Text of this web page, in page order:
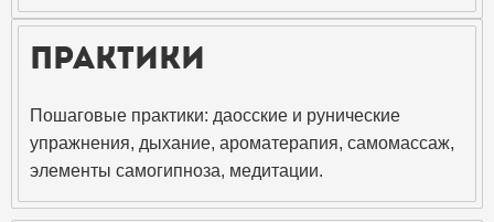
Практики
Пошаговые практики: даосские и рунические
упражнения, дыхание, ароматерапия, самомассаж,
элементы самогипноза, медитации.